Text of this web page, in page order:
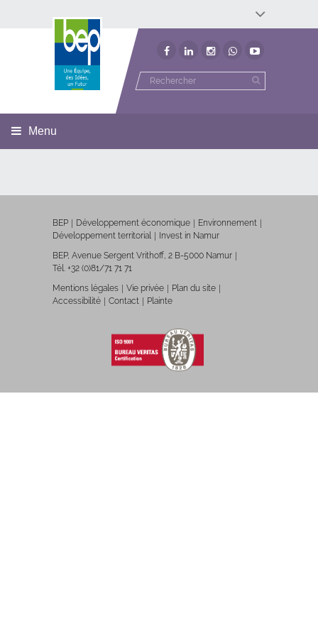
Développement économique
Développement territorial
Menu
BEP Développement économique
Environnement
Développement territorial
Invest in Namur
BEP, Avenue Sergent Vrithoff, 2 B-5000 Namur
Tél. +32 (0)81/71 71 71
Mentions légales
Vie privée
Plan du site
Accessibilité
Contact Plainte